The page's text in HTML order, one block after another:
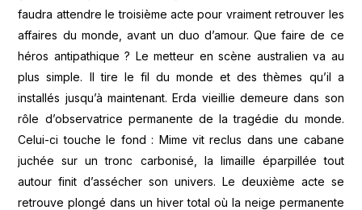
faudra attendre le troisième acte pour vraiment retrouver les
affaires du monde, avant un duo d’amour. Que faire de ce
héros antipathique ? Le metteur en scène australien va au
plus simple. Il tire le fil du monde et des thèmes qu’il a
installés jusqu’à maintenant. Erda vieillie demeure dans son
rôle d’observatrice permanente de la tragédie du monde.
Celui-ci touche le fond : Mime vit reclus dans une cabane
juchée sur un tronc carbonisé, la limaille éparpillée tout
autour finit d’assécher son univers. Le deuxième acte se
retrouve plongé dans un hiver total où la neige permanente